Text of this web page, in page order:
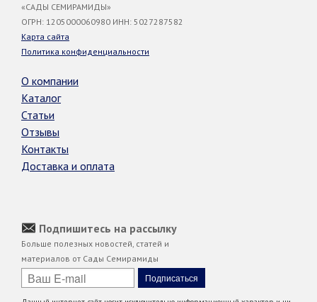
«САДЫ СЕМИРАМИДЫ»
ОГРН: 1205000060980 ИНН: 5027287582
Карта сайта
Политика конфиденциальности
О компании
Каталог
Статьи
Отзывы
Контакты
Доставка и оплата
Подпишитесь на рассылку
Больше полезных новостей, статей и
материалов от Сады Семирамиды